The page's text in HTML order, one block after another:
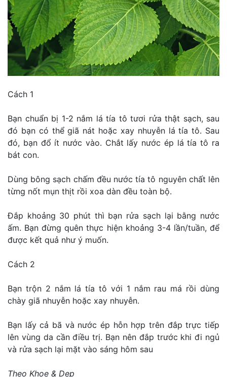
Cách 1
Bạn chuẩn bị 1-2 nắm lá tía tô tươi rửa thật sạch, sau
đó bạn có thể giã nát hoặc xay nhuyễn lá tía tô. Sau
đó, bạn đổ ít nước vào. Chắt lấy nước ép lá tía tô ra
bát con.
Dùng bông sạch chấm đều nước tía tô nguyên chất lên
từng nốt mụn thịt rồi xoa dàn đều toàn bộ.
Đắp khoảng 30 phút thì bạn rửa sạch lại bằng nước
ấm. Bạn đừng quên thực hiện khoảng 3-4 lần/tuần, để
được kết quả như ý muốn.
Cách 2
Bạn trộn 2 nắm lá tía tô với 1 nắm rau má rồi dùng
chày giã nhuyễn hoặc xay nhuyễn.
Bạn lấy cả bã và nước ép hỗn hợp trên đắp trực tiếp
lên vùng da cần điều trị. Bạn nên đắp trước khi đi ngủ
và rửa sạch lại mặt vào sáng hôm sau
Theo Khoe & Dep